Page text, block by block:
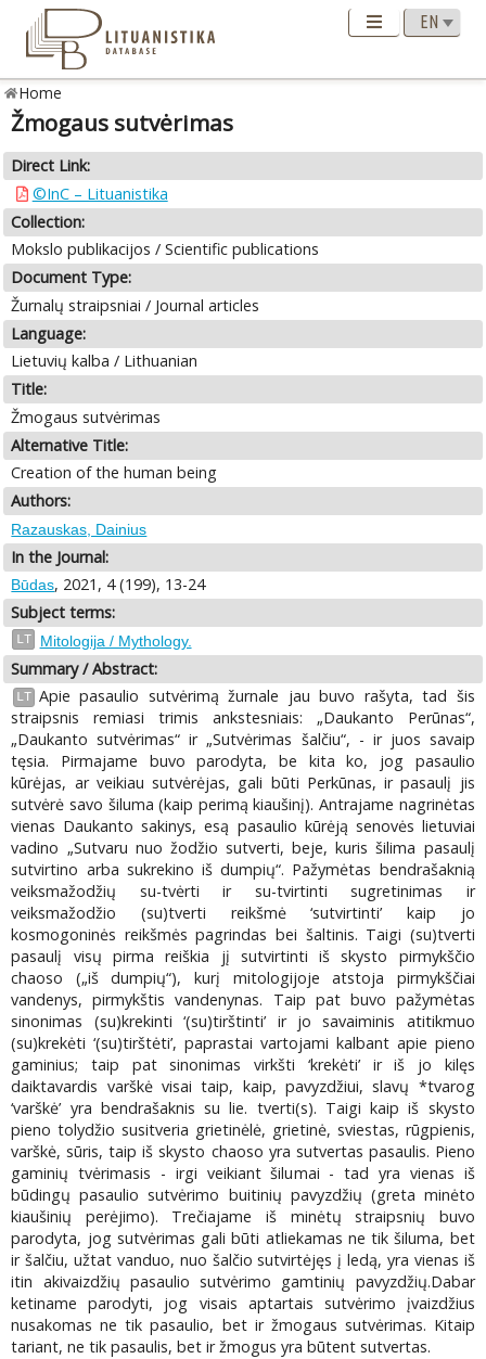
Home
Žmogaus sutvėrimas
Direct Link:
©InC – Lituanistika
Collection:
Mokslo publikacijos / Scientific publications
Document Type:
Žurnalų straipsniai / Journal articles
Language:
Lietuvių kalba / Lithuanian
Title:
Žmogaus sutvėrimas
Alternative Title:
Creation of the human being
Authors:
Razauskas, Dainius
In the Journal:
Būdas, 2021, 4 (199), 13-24
Subject terms:
LT Mitologija / Mythology.
Summary / Abstract:
LT Apie pasaulio sutvėrimą žurnale jau buvo rašyta, tad šis
straipsnis remiasi trimis ankstesniais: „Daukanto Perūnas“,
„Daukanto sutvėrimas“ ir „Sutvėrimas šalčiu“, - ir juos savaip
tęsia. Pirmajame buvo parodyta, be kita ko, jog pasaulio
kūrėjas, ar veikiau sutvėrėjas, gali būti Perkūnas, ir pasaulį jis
sutvėrė savo šiluma (kaip perimą kiaušinį). Antrajame nagrinėtas
vienas Daukanto sakinys, esą pasaulio kūrėją senovės lietuviai
vadino „Sutvaru nuo žodžio sutverti, beje, kuris šilima pasaulį
sutvirtino arba sukrekino iš dumpių“. Pažymėtas bendrašaknią
veiksmažodžių su-tvėrti ir su-tvirtinti sugretinimas ir
veiksmažodžio (su)tverti reikšmė ‘sutvirtinti’ kaip jo
kosmogoninės reikšmės pagrindas bei šaltinis. Taigi (su)tverti
pasaulį visų pirma reiškia jį sutvirtinti iš skysto pirmykščio
chaoso („iš dumpių“), kurį mitologijoje atstoja pirmykščiai
vandenys, pirmykštis vandenynas. Taip pat buvo pažymėtas
sinonimas (su)krekinti ‘(su)tirštinti’ ir jo savaiminis atitikmuo
(su)krekėti ‘(su)tirštėti’, paprastai vartojami kalbant apie pieno
gaminius; taip pat sinonimas virkšti ‘krekėti’ ir iš jo kilęs
daiktavardis varškė visai taip, kaip, pavyzdžiui, slavų *tvarog
‘varškė’ yra bendrašaknis su lie. tverti(s). Taigi kaip iš skysto
pieno tolydžio susitveria grietinėlė, grietinė, sviestas, rūgpienis,
varškė, sūris, taip iš skysto chaoso yra sutvertas pasaulis. Pieno
gaminių tvėrimasis - irgi veikiant šilumai - tad yra vienas iš
būdingų pasaulio sutvėrimo buitinių pavyzdžių (greta minėto
kiaušinių perėjimo). Trečiajame iš minėtų straipsnių buvo
parodyta, jog sutvėrimas gali būti atliekamas ne tik šiluma, bet
ir šalčiu, užtat vanduo, nuo šalčio sutvirtėjęs į ledą, yra vienas iš
itin akivaizdžių pasaulio sutvėrimo gamtinių pavyzdžių.Dabar
ketiname parodyti, jog visais aptartais sutvėrimo įvaizdžius
nusakomas ne tik pasaulio, bet ir žmogaus sutvėrimas. Kitaip
tariant, ne tik pasaulis, bet ir žmogus yra būtent sutvertas.